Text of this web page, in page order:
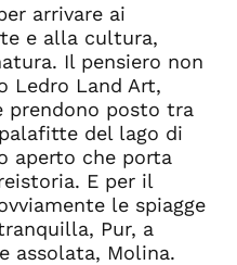
arrivare ai
e alla cultura,
Il pensiero non
Ledro Land Art,
prendono posto tra
del lago di
aperto che porta
E per il
le spiagge
Pur, a
assolata, Molina.